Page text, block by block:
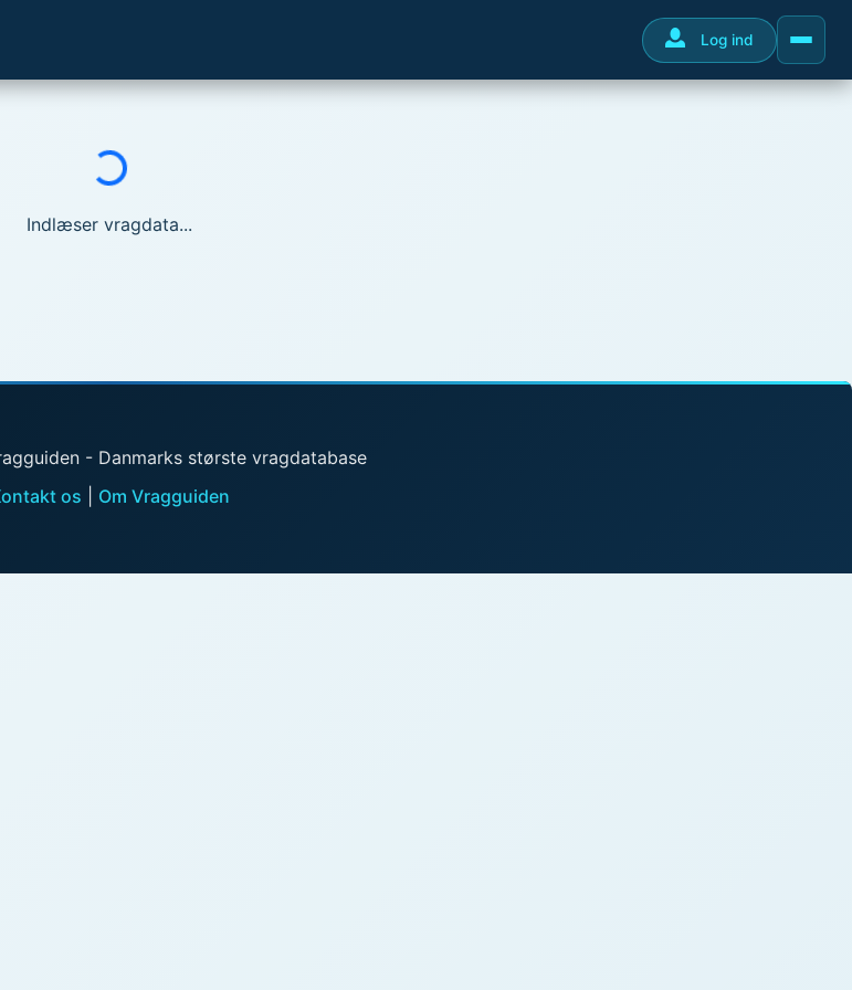
Log ind
Indlæser...
Indlæser vragdata...
- Danmarks største vragdatabase
os
Om Vragguiden